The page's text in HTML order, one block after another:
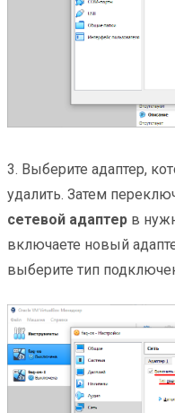
3. Выберите адаптер,
удалить. Затем
сетевой адаптер в
включаете новый
выберите тип